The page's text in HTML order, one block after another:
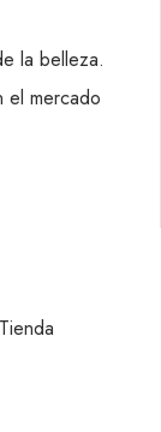
la belleza.
el mercado
Tienda